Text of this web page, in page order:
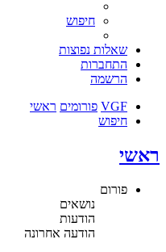
חיפוש
שאלות נפוצות
התחברות
הרשמה
VGF פורומים ראשי
חיפוש
ראשי
פורום
נושאים
הודעות
הודעה אחרונה